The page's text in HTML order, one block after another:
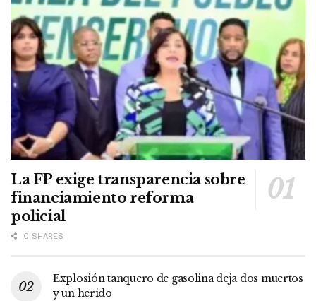
La FP exige transparencia sobre
financiamiento reforma
policial
0 SHARES
Explosión tanquero de gasolina deja dos muertos
y un herido